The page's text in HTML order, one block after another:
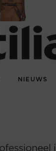
NIEUWS